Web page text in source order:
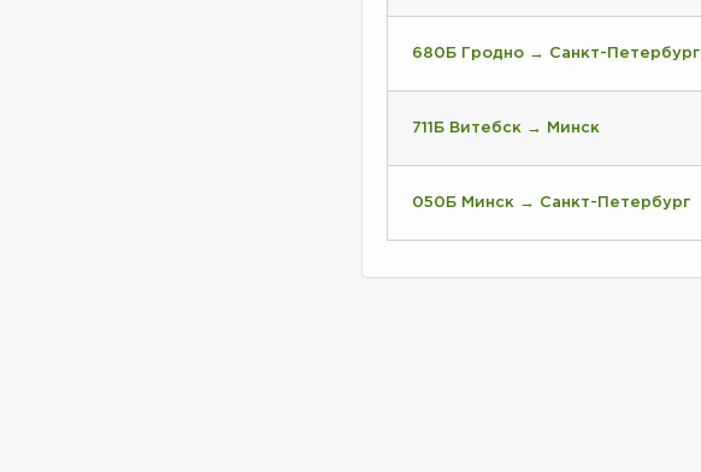
680Б Гродно → Санкт-Петербург
711Б Витебск → Минск
050Б Минск → Санкт-Петербург